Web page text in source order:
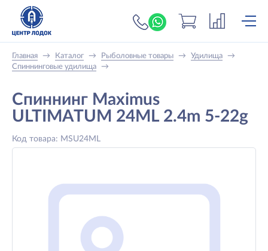
+7 (919) 698-56-
Главная → Каталог → Рыболовные товары → Удилища
→
Спиннинговые удилища
→
Спиннинг Maximus
ULTIMATUM 24ML 2.4m 5-22g
Код товара: MSU24ML